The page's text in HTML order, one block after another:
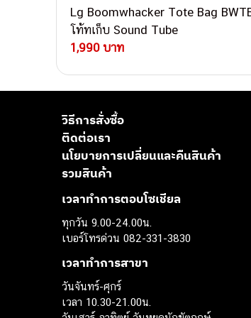
Lg Boomwhacker Tote Bag
โท้ทเก็บ Sound Tube
1,990 บาท
วิธีการสั่งซื้อ
ติดต่อเรา
นโยบายการเปลี่ยนและคืนสินค้า
รวมสินค้า
เวลาทำการตอบโซเชียล
ทุกวัน 9.00-24.00น.
เบอร์โทรด่วน 082-331-3830
เวลาทำการสาขา
วันจันทร์-ศุกร์
เวลา 10.30-21.00น.